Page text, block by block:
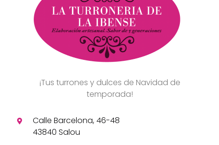
¡Tus turrones y dulces de Navidad de
temporada!
Calle Barcelona, 46-48
43840 Salou